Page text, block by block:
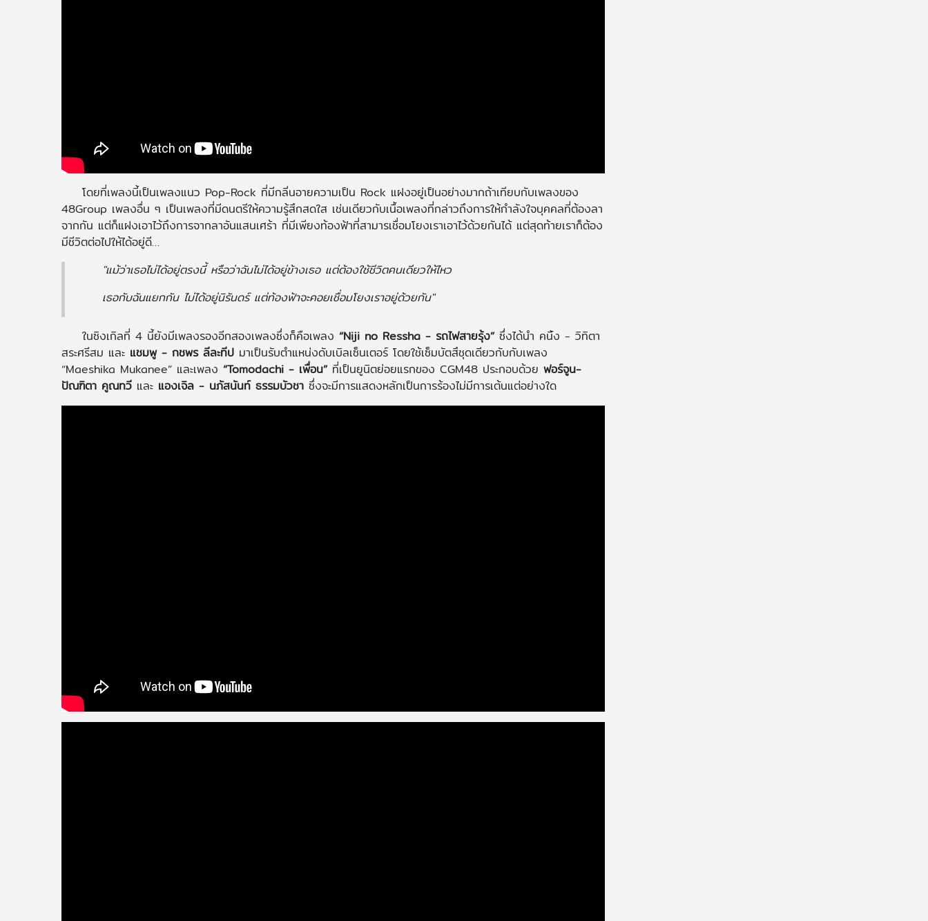
โดยที่เพลงนี้เป็นเพลงแนว Pop-Rock ที่มีกลิ่นอายความเป็น Rock แฝงอยู่เป็นอย่างมากถ้าเทียบกับเพลงของ
48Group เพลงอื่น ๆ เป็นเพลงที่มีดนตรีให้ความรู้สึกสดใส เช่นเดียวกับเนื้อเพลงที่กล่าวถึงการให้กำลังใจบุคคลที่ต้องลา
จากกัน แต่ก็แฝงเอาไว้ถึงการจากลาอันแสนเศร้า ที่มีเพียงท้องฟ้าที่สามารเชื่อมโยงเราเอาไว้ด้วยกันได้ แต่สุดท้ายเราก็ต้อง
มีชีวิตต่อไปให้ได้อยู่ดี…
"แม้ว่าเธอไม่ได้อยู่ตรงนี้ หรือว่าฉันไม่ได้อยู่ข้างเธอ แต่ต้องใช้ชีวิตคนเดียวให้ไหว
เธอกับฉันแยกกัน ไม่ได้อยู่นิรันดร์ แต่ท้องฟ้าจะคอยเชื่อมโยงเราอยู่ด้วยกัน"
ในซิงเกิลที่ 4 นี้ยังมีเพลงรองอีกสองเพลงซึ่งก็คือเพลง “Niji no Ressha - รถไฟสายรุ้ง”ซึ่งได้นำ คนิ้ง - วิทิตา
สระศรีสม และ แชมพู - กชพร ลีละทีปมาเป็นรับตำแหน่งดับเบิลเซ็นเตอร์ โดยใช้เซ็มบัตสึชุดเดียวกับกับเพลง
“Maeshika Mukanee” และเพลง “Tomodachi - เพื่อน”ที่เป็นยูนิตย่อยแรกของ CGM48 ประกอบด้วย ฟอร์จูน-
ปัณฑิตา คูณทวีและ แองเจิล - นภัสนันท์ ธรรมบัวชาซึ่งจะมีการแสดงหลักเป็นการร้องไม่มีการเต้นแต่อย่างใด